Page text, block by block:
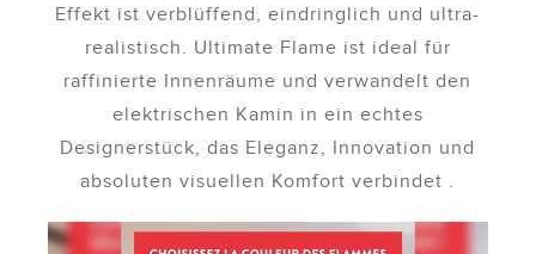
Effekt ist verblüffend, eindringlich und ultra-
realistisch. Ultimate Flame ist ideal für
raffinierte Innenräume und verwandelt den
elektrischen Kamin in ein echtes
Designerstück, das Eleganz, Innovation und
absoluten visuellen Komfort verbindet .